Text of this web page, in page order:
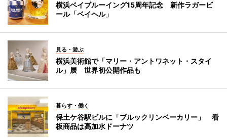
横浜ベイブルーイング15周年記念 新作ラガービ
ール「ベイヘル」
見る・遊ぶ
横浜美術館で「マリー・アントワネット・スタイ
ル」展 世界初公開作品も
暮らす・働く
保土ケ谷駅ビルに「ブルックリンベーカリー」 看
板商品は高加水ドーナツ